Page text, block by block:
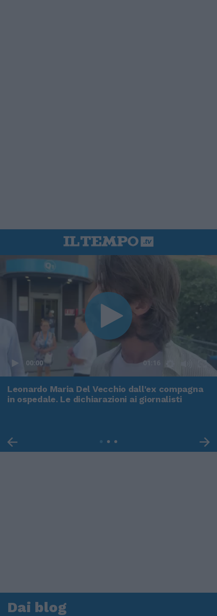
00:00 01:16
Leonardo Maria Del Vecchio dall'ex compagna
in ospedale. Le dichiarazioni ai giornalisti
Dai blog